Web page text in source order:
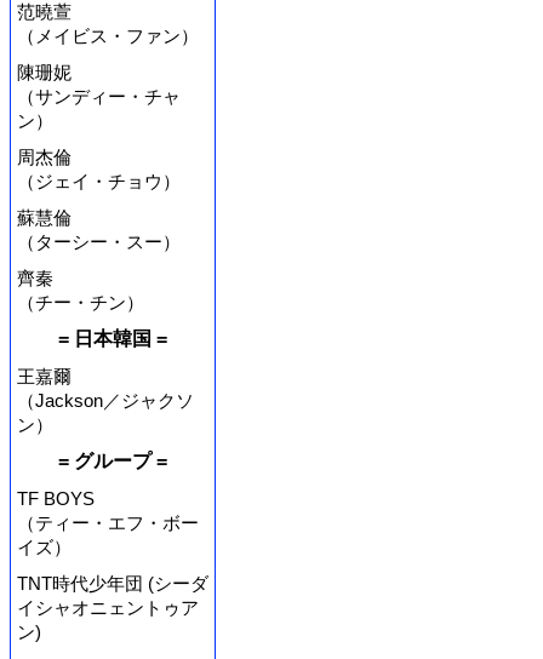
范曉萱
（メイビス・ファン）
陳珊妮
（サンディー・チャ
ン）
周杰倫
（ジェイ・チョウ）
蘇慧倫
（ターシー・スー）
齊秦
（チー・チン）
= 日本韓国 =
王嘉爾
（Jackson／ジャクソ
ン）
= グループ =
TF BOYS
（ティー・エフ・ボー
イズ）
TNT時代少年団 (シーダ
イシャオニェントゥア
ン)